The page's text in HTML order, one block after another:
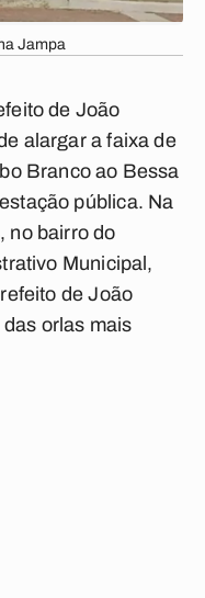
Jampa
de João
alargar a faixa de
Branco ao Bessa
pública. Na
no bairro do
Municipal,
de João
orlas mais